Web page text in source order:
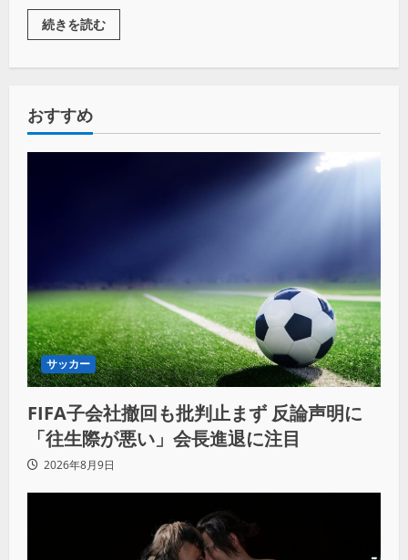
続きを読む
おすすめ
サッカー
FIFA子会社撤回も批判止まず 反論声明に
「往生際が悪い」会長進退に注目
2026年8月9日